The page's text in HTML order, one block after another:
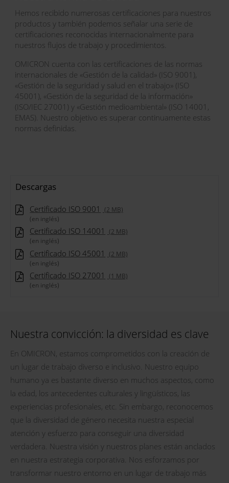
Hemos recibido numerosas certificaciones para nuestros
productos y también podemos señalar una serie de
certificaciones reconocidas internacionalmente para
nuestros flujos de trabajo y procedimientos.
OMICRON cuenta con las certificaciones de las normas
internacionales de «Gestión de la calidad» (ISO 9001),
«Gestión de la seguridad y salud en el trabajo» (ISO
45001), «Gestión de la seguridad de la información»
(ISO/IEC 27001) y «Gestión medioambiental» (ISO 14001,
EMAS). Nuestro objetivo es superar continuamente estas
normas definidas.
Descargas
Certificado ISO 9001
(2 MB)
(en inglés)
Certificado ISO 14001
(2 MB)
(en inglés)
Certificado ISO 45001
(2 MB)
(en inglés)
Certificado ISO 27001
(1 MB)
(en inglés)
Nuestra convicción: la diversidad es clave
En OMICRON, estamos comprometidos con la creación de
un lugar de trabajo diverso e inclusivo. Nuestro equipo
humano ya es bastante diverso en muchos aspectos, como
la edad, los antecedentes culturales y lingüísticos, las
experiencias profesionales, etc. Sin embargo, reconocemos
que la diversidad de género necesita nuestra especial
atención y esfuerzo para conseguir una diversidad
verdadera. Nuestra visión y nuestros planes están anclados
en nuestra estrategia corporativa. Nos esforzamos por
transformar nuestro entorno en un lugar de trabajo más